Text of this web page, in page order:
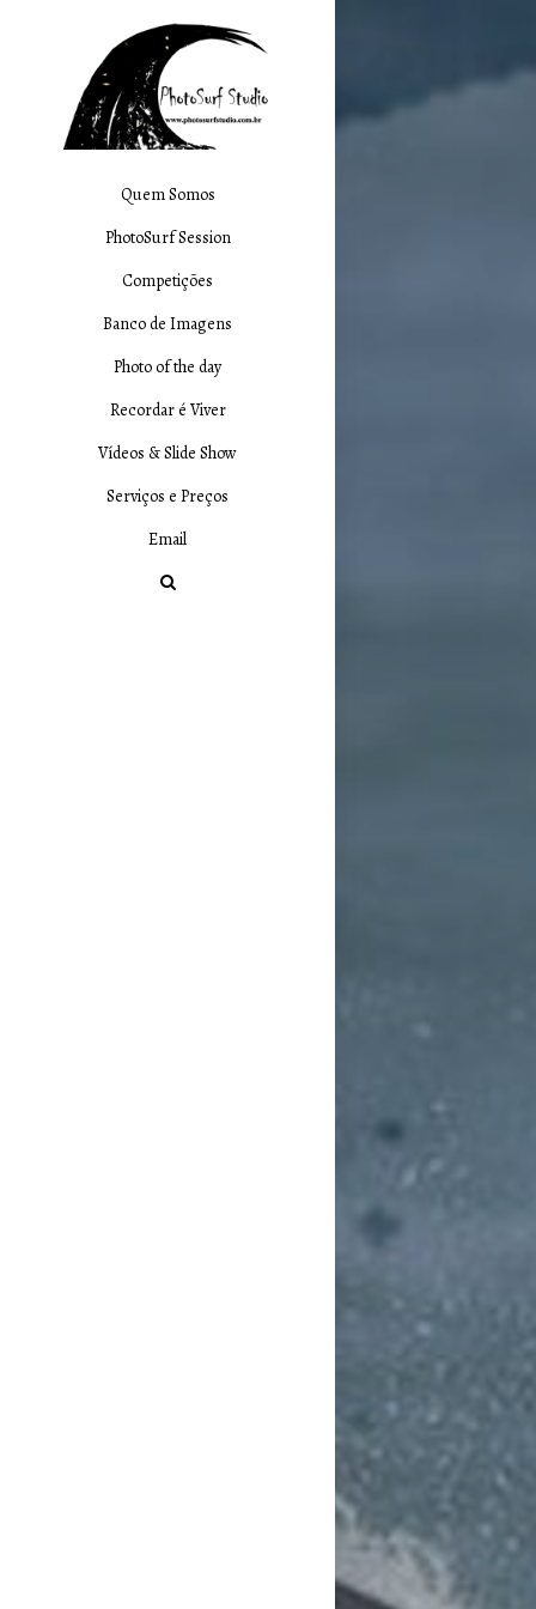
Quem Somos
PhotoSurf Session
Competições
Banco de Imagens
Photo of the day
Recordar é Viver
Vídeos & Slide Show
Serviços e Preços
Email